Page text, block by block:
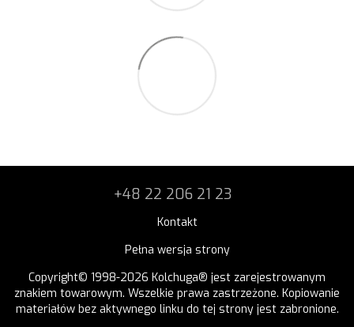
+48 22 206 21 23
Kontakt
Pełna wersja strony
Copyright© 1998-2026 Kolchuga® jest zarejestrowanym
znakiem towarowym. Wszelkie prawa zastrzeżone. Kopiowanie
materiałów bez aktywnego linku do tej strony jest zabronione.